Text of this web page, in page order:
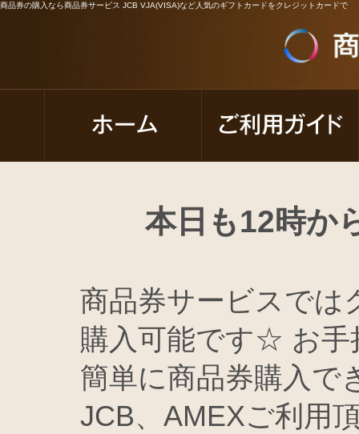
商品券の購入なら商品券サービス JCB VJA(VISA)など人気のギフトカードをクレジットカードで
本日も12時か
商品券サービスでは
購入可能です☆ お手
簡単に商品券購入で
JCB、AMEXご利用